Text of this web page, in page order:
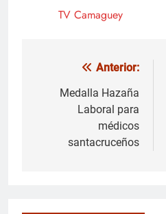
TV Camaguey
Navegación
entradas
Anterior:
Medalla Hazaña
Laboral para
médicos
santacruceños